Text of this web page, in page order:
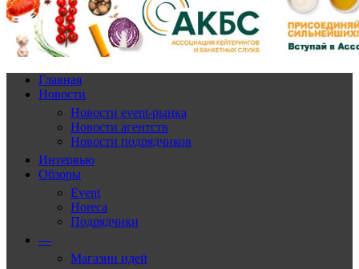
Главная
Новости
Новости event-рынка
Новости агентств
Новости подрядчиков
Интервью
Обзоры
Event
Horeca
Подрядчики
—
Магазин идей